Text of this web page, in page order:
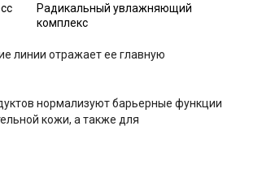
Радикальный увлажняющий
комплекс
линии отражает ее главную
нормализуют барьерные функции
кожи, а также для